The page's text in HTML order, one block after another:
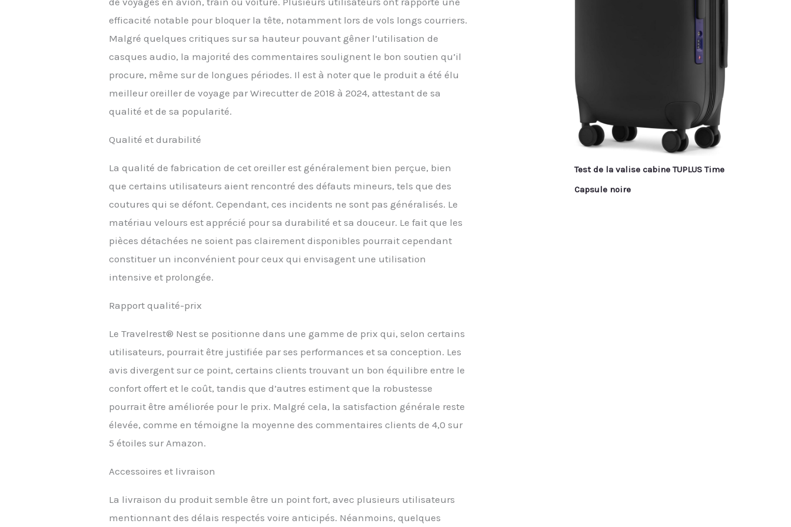
la compacité de l'oreiller cervical Travel Nest. Cet
oreiller cervical est fourni avec une pochette Velcro
de forme. Facile à attacher à vos bagages, il est idéal
comme oreiller de voyage, support cervical ou
vous soyez.
efficacité notable pour bloquer la tête, notamment lors de vols longs courriers.
Malgré quelques critiques sur sa hauteur pouvant gêner l’utilisation de
casques audio, la majorité des commentaires soulignent le bon soutien qu’il
procure, même sur de longues périodes. Il est à noter que le produit a été élu
meilleur oreiller de voyage par Wirecutter de 2018 à 2024, attestant de sa
qualité et de sa popularité.
Qualité et durabilité
La qualité de fabrication de cet oreiller est généralement bien perçue, bien
que certains utilisateurs aient rencontré des défauts mineurs, tels que des
coutures qui se défont. Cependant, ces incidents ne sont pas généralisés. Le
matériau velours est apprécié pour sa durabilité et sa douceur. Le fait que les
pièces détachées ne soient pas clairement disponibles pourrait cependant
constituer un inconvénient pour ceux qui envisagent une utilisation
intensive et prolongée.
Rapport qualité-prix
Le Travelrest® Nest se positionne dans une gamme de prix qui, selon certains
utilisateurs, pourrait être justifiée par ses performances et sa conception. Les
avis divergent sur ce point, certains clients trouvant un bon équilibre entre le
confort offert et le coût, tandis que d’autres estiment que la robustesse
pourrait être améliorée pour le prix. Malgré cela, la satisfaction générale reste
élevée, comme en témoigne la moyenne des commentaires clients de 4,0 sur
5 étoiles sur Amazon.
Accessoires et livraison
La livraison du produit semble être un point fort, avec plusieurs utilisateurs
mentionnant des délais respectés voire anticipés. Néanmoins, quelques
Test de la valise cabine TUPLUS Time
Capsule noire